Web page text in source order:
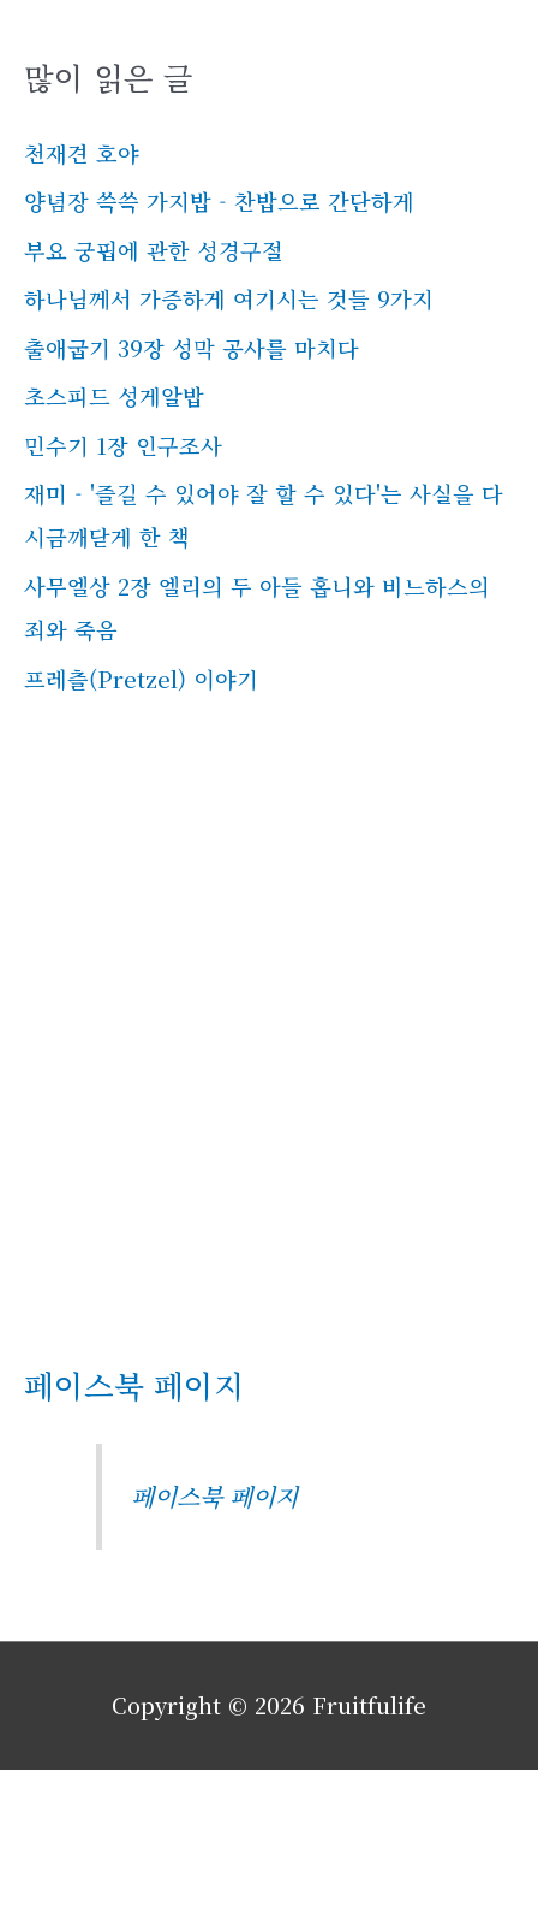
많이 읽은 글
천재견 호야
양념장 쓱쓱 가지밥 - 찬밥으로 간단하게
부요 궁핍에 관한 성경구절
하나님께서 가증하게 여기시는 것들 9가지
출애굽기 39장 성막 공사를 마치다
초스피드 성게알밥
민수기 1장 인구조사
재미 - '즐길 수 있어야 잘 할 수 있다'는 사실을 다
시금깨닫게 한 책
사무엘상 2장 엘리의 두 아들 홉니와 비느하스의
죄와 죽음
프레츨(Pretzel) 이야기
페이스북 페이지
페이스북 페이지
Copyright © 2026 Fruitfulife